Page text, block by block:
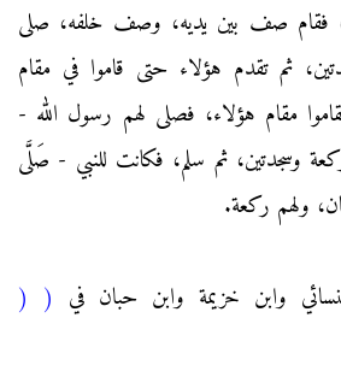
فقام صف بين يديه، وصف خلفه، صلى
ثم تقدم هؤلاء حتى قاموا في مقام
مقام هؤلاء، فصلى لهم رسول الله -
وسجدتين، ثم سلم، فكانت للنبي - صَلَّى
ولهم ركعة.
وابن خزيمة وابن حبان في (
(